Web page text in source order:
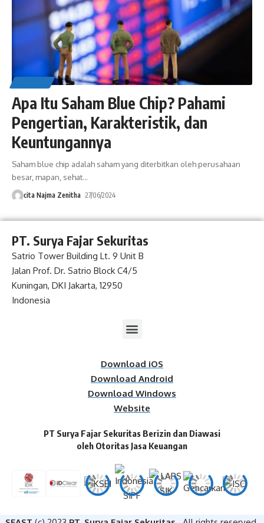
Apa Itu Saham Blue Chip? Pahami
Pengertian, Karakteristik, dan
Keuntungannya
Saham blue chip adalah saham yang diterbitkan oleh perusahaan
besar, mapan, sehat…
cita Najma Zenitha 27/06/2024
PT. Surya Fajar Sekuritas
Satrio Tower Building Lt. 9 Unit B
Jalan Prof. Dr. Satrio Block C4/5
Kuningan, DKI Jakarta, 12950
Indonesia
Download iOS
Download Android
Download Windows
Website
PT Surya Fajar Sekuritas Berizin dan Diawasi
oleh Otoritas Jasa Keuangan​